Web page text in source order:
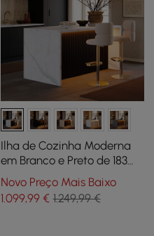
Ilha de Cozinha Moderna
em Branco e Preto de 183
cm com Arrumação, Luz
LED e Bordo em Cascata
Novo Preço Mais Baixo
1.099,99€ 1.249,99 €